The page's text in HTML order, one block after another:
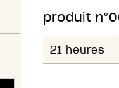
produit n°
21 heures